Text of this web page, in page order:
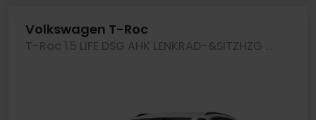
Volkswagen T-Roc
T-Roc 1.5 LIFE DSG AHK LENKRAD-&SITZHZG CAM LED